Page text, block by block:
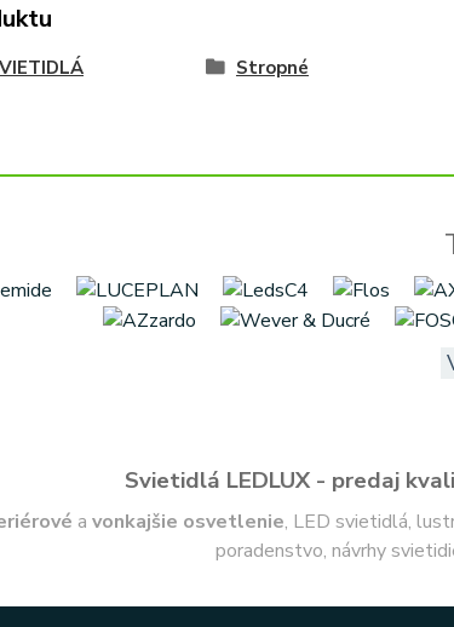
Stropné
Svietidlá LEDLUX - predaj
a vonkajšie osvetlenie, LED svietidlá,
poradenstvo, návrhy